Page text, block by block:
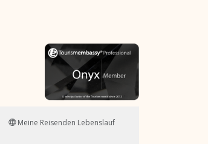
Meine Reisenden Lebenslauf